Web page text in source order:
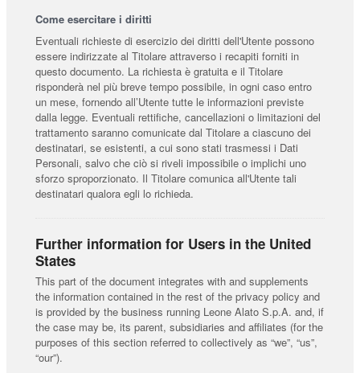
Come esercitare i diritti
Eventuali richieste di esercizio dei diritti dell'Utente possono
essere indirizzate al Titolare attraverso i recapiti forniti in
questo documento. La richiesta è gratuita e il Titolare
risponderà nel più breve tempo possibile, in ogni caso entro
un mese, fornendo all’Utente tutte le informazioni previste
dalla legge. Eventuali rettifiche, cancellazioni o limitazioni del
trattamento saranno comunicate dal Titolare a ciascuno dei
destinatari, se esistenti, a cui sono stati trasmessi i Dati
Personali, salvo che ciò si riveli impossibile o implichi uno
sforzo sproporzionato. Il Titolare comunica all'Utente tali
destinatari qualora egli lo richieda.
Further information for Users in the United
States
This part of the document integrates with and supplements
the information contained in the rest of the privacy policy and
is provided by the business running Leone Alato S.p.A. and, if
the case may be, its parent, subsidiaries and affiliates (for the
purposes of this section referred to collectively as “we”, “us”,
“our”).